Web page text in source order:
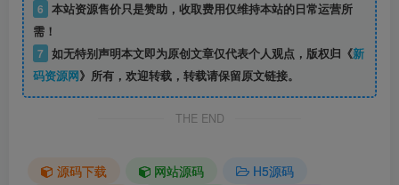
6 本站资源售价只是赞助，收取费用仅维持本站的日常运营所
需！
7 如无特别声明本文即为原创文章仅代表个人观点，版权归《新
码资源网》所有，欢迎转载，转载请保留原文链接。
THE END
源码下载 网站源码
H5源码